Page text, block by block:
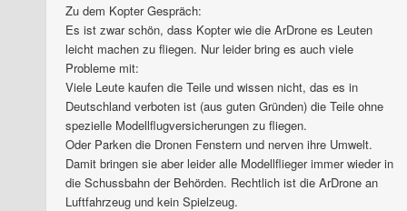
Zu dem Kopter Gespräch:
Es ist zwar schön, dass Kopter wie die ArDrone es Leuten
leicht machen zu fliegen. Nur leider bring es auch viele
Probleme mit:
Viele Leute kaufen die Teile und wissen nicht, das es in
Deutschland verboten ist (aus guten Gründen) die Teile ohne
spezielle Modellflugversicherungen zu fliegen.
Oder Parken die Dronen Fenstern und nerven ihre Umwelt.
Damit bringen sie aber leider alle Modellflieger immer wieder in
die Schussbahn der Behörden. Rechtlich ist die ArDrone an
Luftfahrzeug und kein Spielzeug.